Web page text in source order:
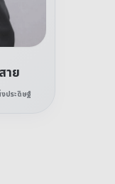
าย
ประดิษฐ์